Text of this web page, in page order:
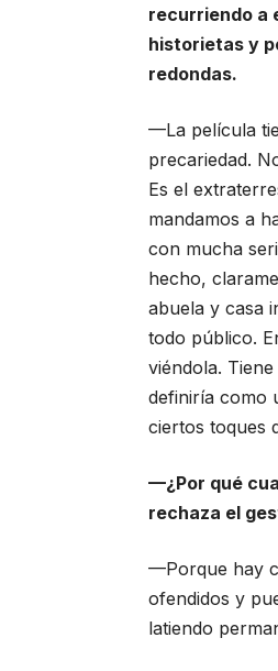
recurriendo a
historietas y
redondas.
—La película
precariedad.
Es el
mandamos a
con mucha
hecho,
abuela y casa
todo público.
viéndola.
definiría como
ciertos toques
—¿Por qué
rechaza el
—Porque hay
ofendidos y
latiendo